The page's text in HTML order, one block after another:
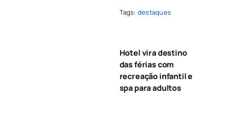
Tags: destaques
Hotel vira destino
das férias com
recreação infantil e
spa para adultos